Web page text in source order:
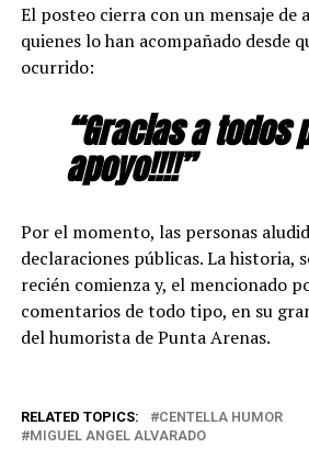
El posteo cierra con un mensaje de
quienes lo han acompañado desde
ocurrido:
“Gracias a todos
apoyo!!!!”
Por el momento, las personas
declaraciones públicas. La historia,
recién comienza y, el mencionado
comentarios de todo tipo, en su
del humorista de Punta Arenas.
RELATED TOPICS:
CENTELLA HUMOR
MIGUEL ANGEL ALVARADO